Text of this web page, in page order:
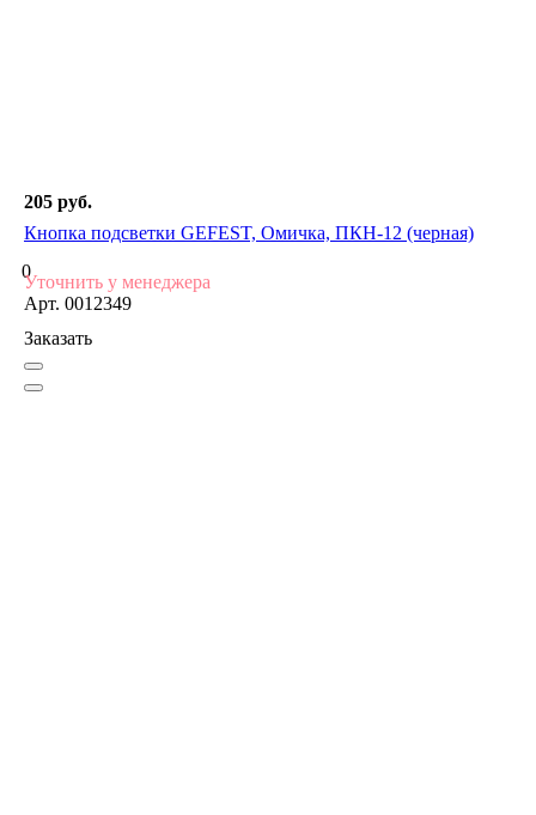
205 руб.
Кнопка подсветки GEFEST, Омичка, ПКН-12 (черная)
0
Уточнить у менеджера
Арт. 0012349
Заказать